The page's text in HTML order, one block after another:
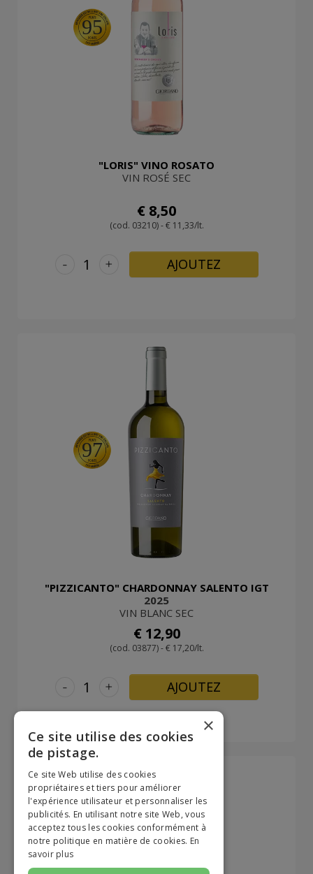
95
"LORIS" VINO ROSATO
VIN ROSÉ SEC
€ 8,50
(cod. 03210) - € 11,33/lt.
+
- AJOUTEZ
97
"PIZZICANTO" CHARDONNAY SALENTO IGT
2025
VIN BLANC SEC
€ 12,90
(cod. 03877) - € 17,20/lt.
+
- AJOUTEZ
×
Ce site utilise des cookies
de pistage.
Ce site Web utilise des cookies
propriétaires et tiers pour améliorer
l'expérience utilisateur et personnaliser les
publicités. En utilisant notre site Web, vous
acceptez tous les cookies conformément à
notre politique en matière de cookies. En
savoir plus